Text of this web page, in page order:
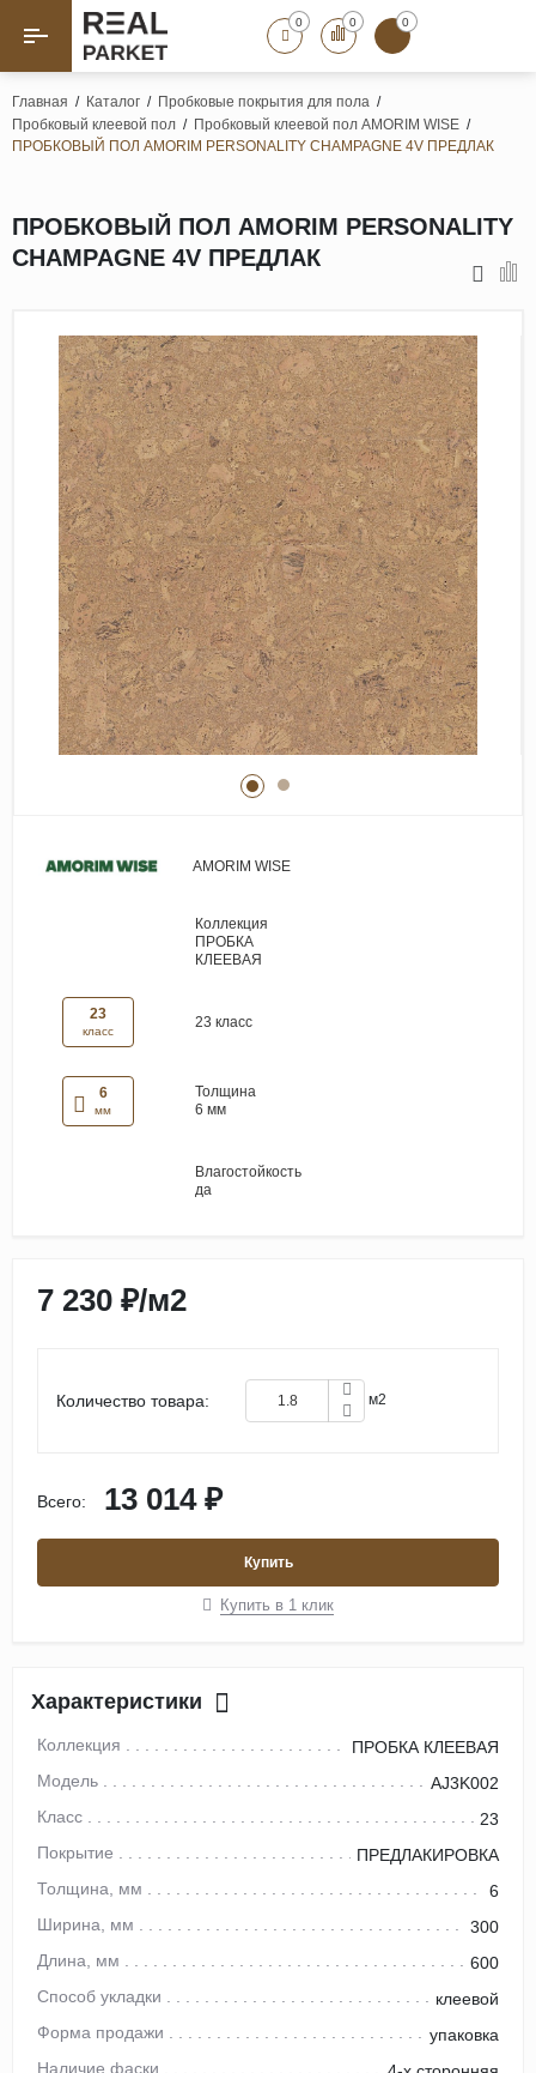
Назад
Паркет «Елка»
Французская елка
Штучный паркет
Художественный паркет
Паркетная доска
Полы для ванных комнат
Террасная доска
Пробковые покрытия
Ламинат
Виниловые покрытия
Стеновые панели
Лепнина
Клеевая продукция
Паркетные лаки и масла
Плинтус
0 0 0
Главная / Каталог / Пробковые покрытия для пола /
Пробковый клеевой пол / Пробковый клеевой пол AMORIM WISE /
ПРОБКОВЫЙ ПОЛ AMORIM PERSONALITY CHAMPAGNE 4V ПРЕДЛАК
ПРОБКОВЫЙ ПОЛ AMORIM PERSONALITY
CHAMPAGNE 4V ПРЕДЛАК
AMORIM WISE
Коллекция
ПРОБКА
КЛЕЕВАЯ
23
класс
23 класс
6
мм
Толщина
6 мм
Влагостойкость
да
7 230 ₽/м2
Количество товара: м2
Всего: 13 014 ₽
Купить
Купить в 1 клик
Характеристики
Коллекция
ПРОБКА КЛЕЕВАЯ
Модель
AJ3K002
Класс
23
Покрытие
ПРЕДЛАКИРОВКА
Толщина, мм
6
Ширина, мм
300
Длина, мм
600
Способ укладки
клеевой
Форма продажи
упаковка
Наличие фаски